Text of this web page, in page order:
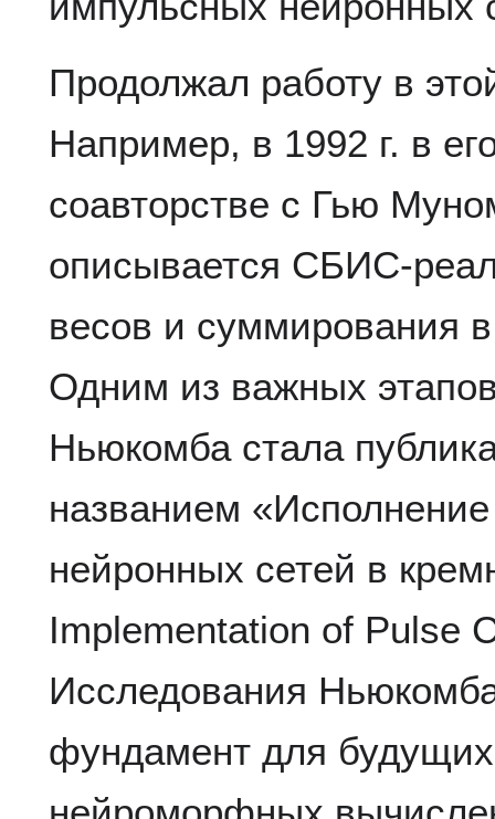
Продолжал работу в
Например, в 1992 г. в
соавторстве с Гью
описывается СБИС-
весов и суммирования
Одним из важных
Ньюкомба стала
названием
нейронных сетей в
Implementation of Pulse
Исследования
фундамент для